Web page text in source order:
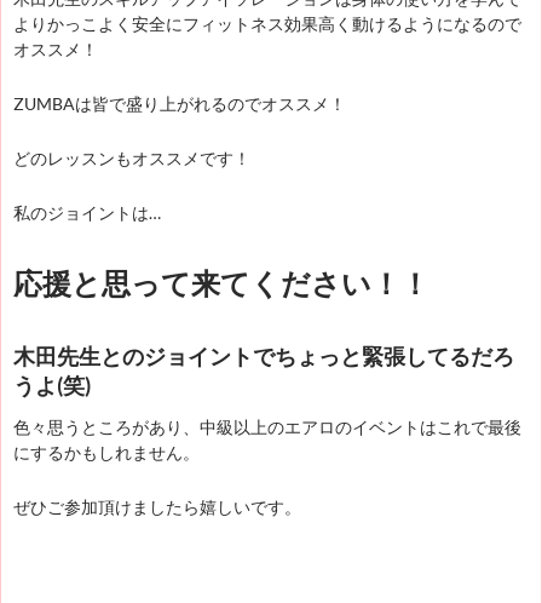
よりかっこよく安全にフィットネス効果高く動けるようになるので
オススメ！
ZUMBAは皆で盛り上がれるのでオススメ！
どのレッスンもオススメです！
私のジョイントは…
応援と思って来てください！！
木田先生とのジョイントでちょっと緊張してるだろ
うよ(笑)
色々思うところがあり、中級以上のエアロのイベントはこれで最後
にするかもしれません。
ぜひご参加頂けましたら嬉しいです。